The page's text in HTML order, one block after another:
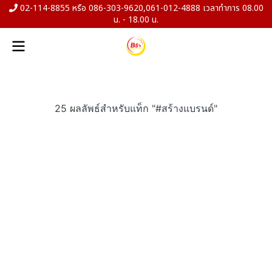
02-114-8855 หรือ 086-303-9620,061-012-4888 เวลาทำการ 08.00
น. - 18.00 น.
25 ผลลัพธ์สำหรับแท็ก "#สร้างแบรนด์"